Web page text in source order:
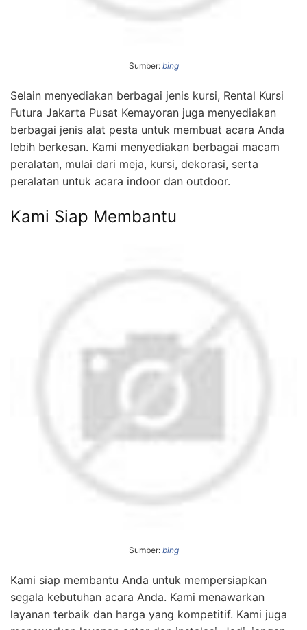
Sumber: bing
Selain menyediakan berbagai jenis kursi, Rental Kursi
Futura Jakarta Pusat Kemayoran juga menyediakan
berbagai jenis alat pesta untuk membuat acara Anda
lebih berkesan. Kami menyediakan berbagai macam
peralatan, mulai dari meja, kursi, dekorasi, serta
peralatan untuk acara indoor dan outdoor.
Kami Siap Membantu
Sumber: bing
Kami siap membantu Anda untuk mempersiapkan
segala kebutuhan acara Anda. Kami menawarkan
layanan terbaik dan harga yang kompetitif. Kami juga